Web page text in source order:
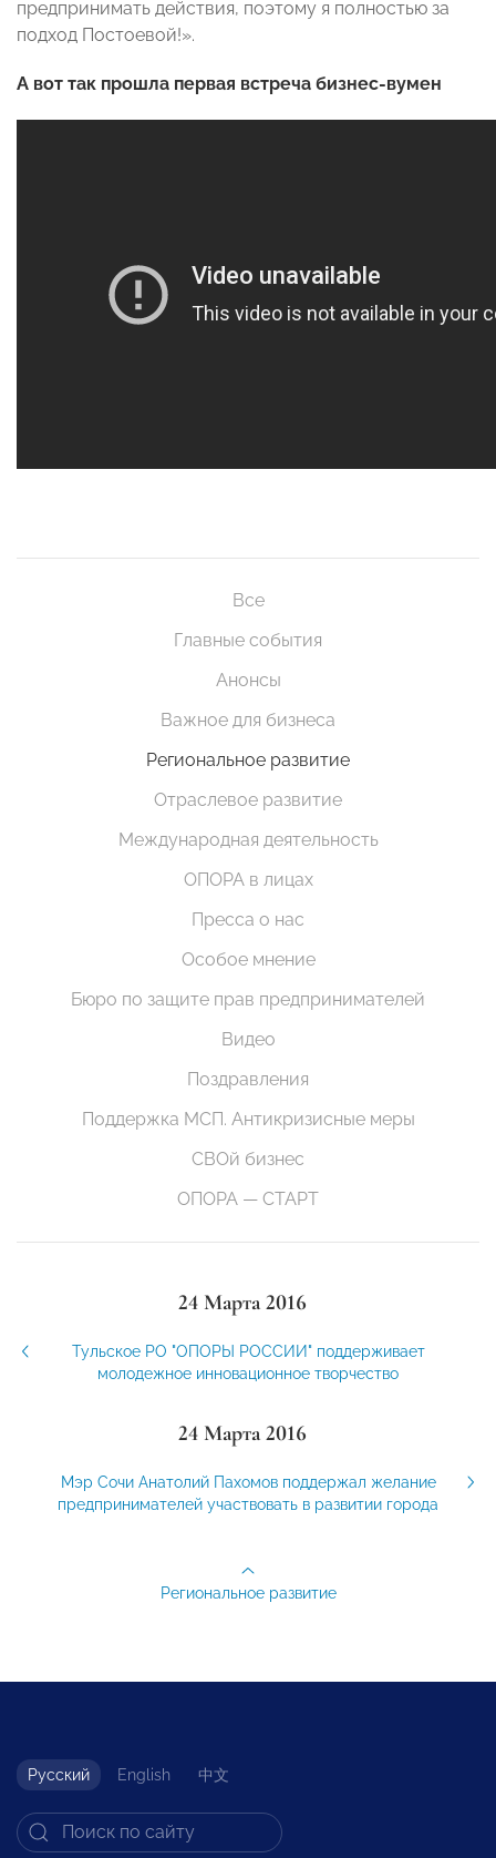
предпринимать действия, поэтому я полностью за
подход Постоевой!».
А вот так прошла первая встреча бизнес-вумен
Все
Главные события
Анонсы
Важное для бизнеса
Региональное развитие
Отраслевое развитие
Международная деятельность
ОПОРА в лицах
Пресса о нас
Особое мнение
Бюро по защите прав предпринимателей
Видео
Поздравления
Поддержка МСП. Антикризисные меры
СВОй бизнес
ОПОРА — СТАРТ
24 Марта 2016
Тульское РО "ОПОРЫ РОССИИ" поддерживает
молодежное инновационное творчество
24 Марта 2016
Мэр Сочи Анатолий Пахомов поддержал желание
предпринимателей участвовать в развитии города
Региональное развитие
Русский English 中文